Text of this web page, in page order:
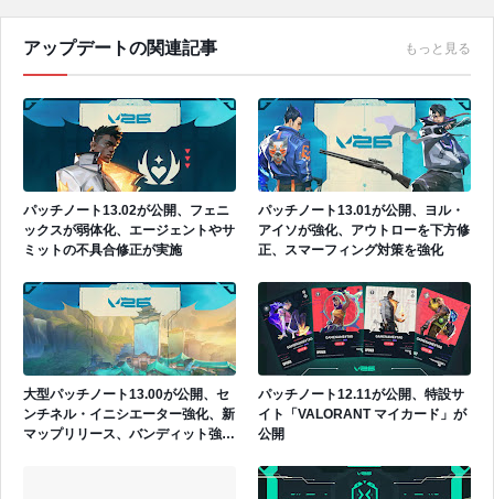
アップデートの関連記事 もっと見る
パッチノート13.02が公開、フェニ
ックスが弱体化、エージェントやサ
ミットの不具合修正が実施
パッチノート13.01が公開、ヨル・
アイソが強化、アウトローを下方修
正、スマーフィング対策を強化
大型パッチノート13.00が公開、セ
ンチネル・イニシエーター強化、新
マップリリース、バンディット強
パッチノート12.11が公開、特設サ
イト「VALORANT マイカード」が
公開